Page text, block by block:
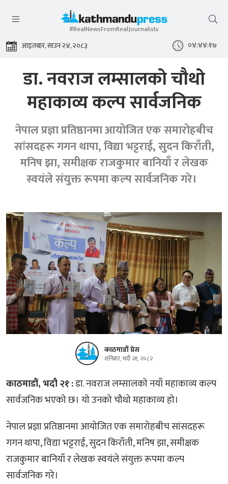
#RealNewsFromRealJournalists
आइतबार, साउन २४, २०८३ ०४:४४:१७
डा. नवराज लम्सालको चौथो
महाकाव्य कल्प सार्वजनिक
नेपाल प्रज्ञा प्रतिष्ठानमा आयोजित एक समारोहबीच
सांसदहरू गगन थापा, विद्या भट्टराई, सुदन किराँती,
मनिष झा, समीक्षक राजकुमार बानियाँ र लेखक
स्वयंले संयुक्त रूपमा कल्प सार्वजनिक गरे।
काठमाडौं प्रेस
शनिबार, भदौ २१, २०८२
काठमाडौं, भदौ २१ :डा. नवराज लम्सालको नयाँ महाकाव्य कल्प
सार्वजनिक भएको छ। यो उनको चौथो महाकाव्य हो।
नेपाल प्रज्ञा प्रतिष्ठानमा आयोजित एक समारोहबीच सांसदहरू
गगन थापा, विद्या भट्टराई, सुदन किराँती, मनिष झा, समीक्षक
राजकुमार बानियाँ र लेखक स्वयंले संयुक्त रूपमा कल्प
सार्वजनिक गरे।